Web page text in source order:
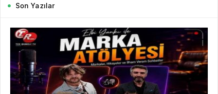
Son Yazılar